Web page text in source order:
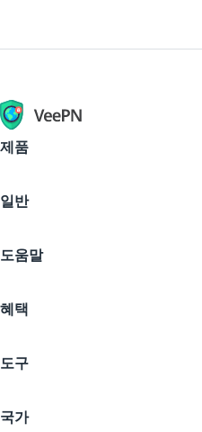
제품
VPN for macOS
iOS VPN
Firefox
무료 VPN
일반
VPN 다운로드
가격
학생 할인
블로그
도움말
문의하기
개인정보 보호정책
쿠키 기본 설정
혜택
인터넷 개인정보 보호
익명 IP
도구
IP 숨기기
국가